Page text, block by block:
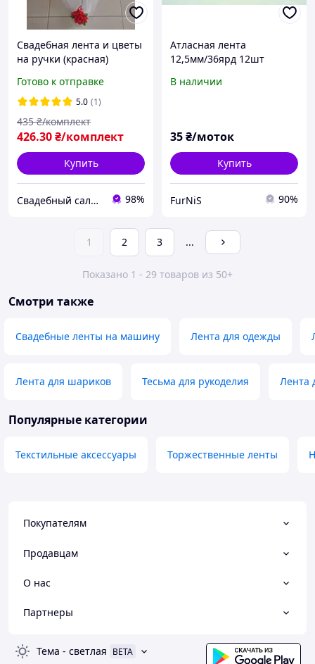
Свадебная лента и цветы
на ручки (красная)
Готово к отправке
5.0 (1)
426.30₴/комплект
435 ₴/комплект
Купить
Свадебный салон "ПРИНЦЕССА" 98%
Атласная лента
12,5мм/36ярд 12шт
В наличии
35₴/моток
Купить
FurNiS 90%
1 2 3 ...
Показано 1 - 29 товаров из 50+
Смотри также
Свадебные ленты на машину Лента для одежды
Лента для шариков Тесьма для рукоделия Лента
Популярные категории
Текстильные аксессуары Торжественные ленты
Покупателям
Продавцам
О нас
Партнеры
Тема - светлая BETA